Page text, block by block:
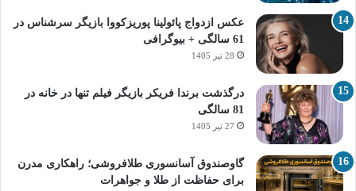
عکس ازدواج پائولینا پوریزکووا بازیگر سرشناس در
61 سالگی + بیوگرافی
28 تیر 1405
درگذشت برندا فریکر بازیگر فیلم تنها در خانه در
81 سالگی
27 تیر 1405
گاوصندوق آسانسوری طلافروشی؛ راهکاری مدرن
برای حفاظت از طلا و جواهرات